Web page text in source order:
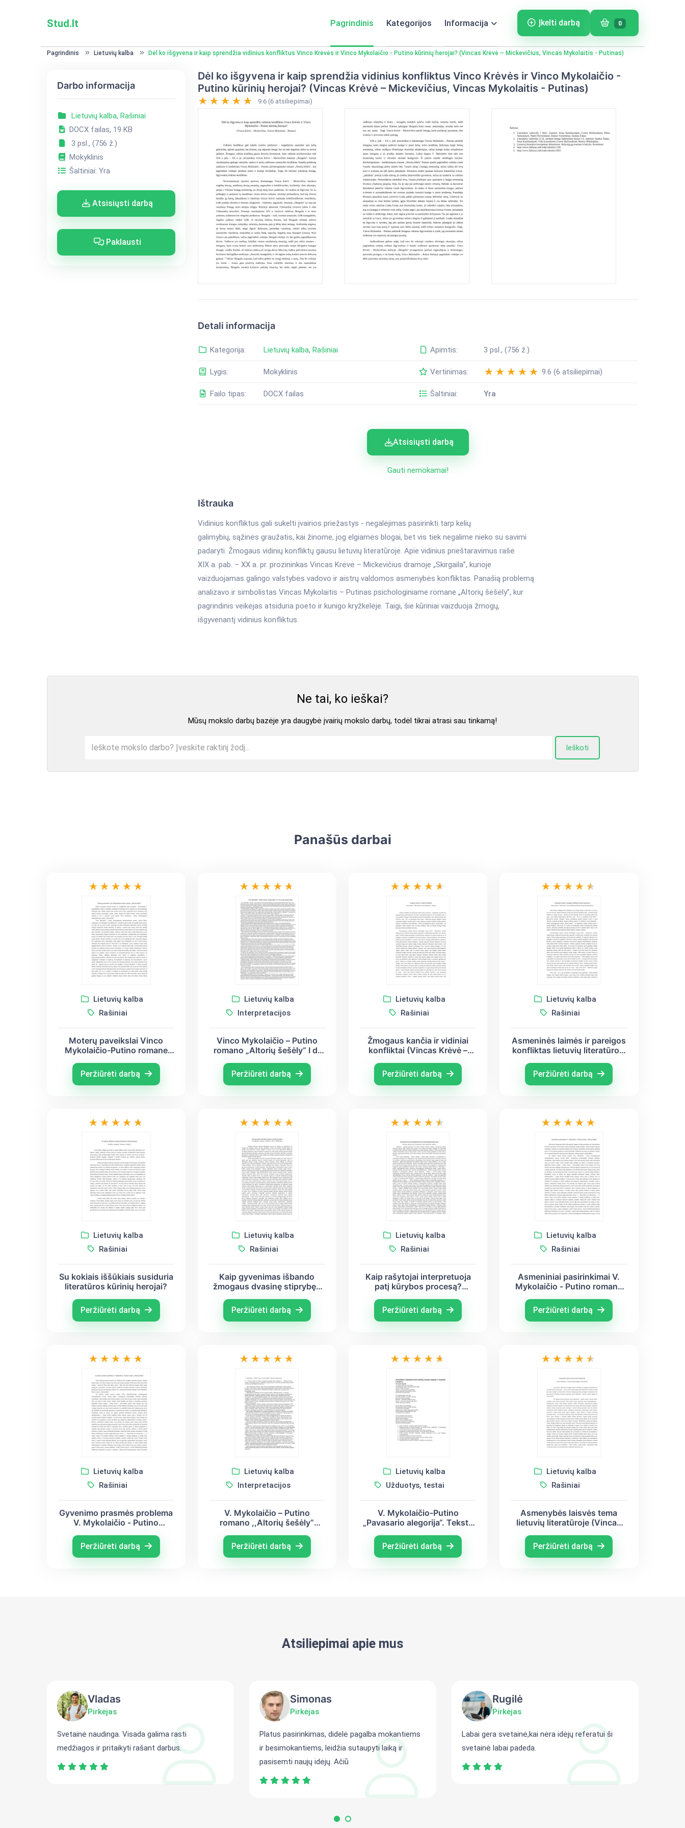
Stud.lt Pagrindinis Kategorijos Informacija Įkelti darbą 0
Pagrindinis Lietuvių kalba Dėl ko išgyvena ir kaip sprendžia vidinius konfliktus Vinco Krėvės ir Vinco Mykolaičio - Putino kūrinių herojai? (Vincas Krėvė – Mickevičius, Vincas Mykolaitis - Putinas)
Darbo informacija
Lietuvių kalba, Rašiniai
DOCX failas, 19 KB
3 psl., (756 ž.)
Mokyklinis
Šaltiniai: Yra
Atsisiųsti darbą
Paklausti
Dėl ko išgyvena ir kaip sprendžia vidinius konfliktus Vinco Krėvės ir Vinco Mykolaičio -
Putino kūrinių herojai? (Vincas Krėvė – Mickevičius, Vincas Mykolaitis - Putinas)
9.6 (6 atsiliepimai)
Detali informacija
Kategorija: Lietuvių kalba, Rašiniai
Lygis: Mokyklinis
Failo tipas: DOCX failas
Apimtis: 3 psl., (756 ž.)
Vertinimas: 9.6 (6 atsiliepimai)
Šaltiniai: Yra
Atsisiųsti darbą
Gauti nemokamai!
Ištrauka
Vidinius konfliktus gali sukelti įvairios priežastys - negalėjimas pasirinkti tarp kelių
galimybių, sąžinės graužatis, kai žinome, jog elgiamės blogai, bet vis tiek negalime nieko su savimi
padaryti. Žmogaus vidinių konfliktų gausu lietuvių literatūroje. Apie vidinius prieštaravimus rašė
XIX a. pab. – XX a. pr. prozininkas Vincas Krėvė – Mickevičius dramoje „Skirgaila”, kurioje
vaizduojamas galingo valstybės vadovo ir aistrų valdomos asmenybės konfliktas. Panašią problemą
analizavo ir simbolistas Vincas Mykolaitis – Putinas psichologiniame romane „Altorių šešėly”, kur
pagrindinis veikėjas atsiduria poeto ir kunigo kryžkelėje. Taigi, šie kūriniai vaizduoja žmogų,
išgyvenantį vidinius konfliktus.
Ne tai, ko ieškai?
Mūsų mokslo darbų bazėje yra daugybė įvairių mokslo darbų, todėl tikrai atrasi sau tinkamą!
Ieškoti
Panašūs darbai
Lietuvių kalba
Rašiniai
Moterų paveikslai Vinco
Mykolaičio-Putino romane
Peržiūrėti darbą
Lietuvių kalba
Interpretacijos
Vinco Mykolaičio – Putino
romano „Altorių šešėly“ I d.
Peržiūrėti darbą
Lietuvių kalba
Rašiniai
Žmogaus kančia ir vidiniai
konfliktai (Vincas Krėvė –
Mykolaitis - Putinas)
Peržiūrėti darbą
Lietuvių kalba
Rašiniai
Asmeninės laimės ir pareigos
konfliktas lietuvių literatūroje
Vincas Mykolaitis-Putinas,
Justinas Marcinkevičius)
Peržiūrėti darbą
Lietuvių kalba
Rašiniai
Su kokiais iššūkiais susiduria
literatūros kūrinių herojai?
Peržiūrėti darbą
Lietuvių kalba
Rašiniai
Kaip gyvenimas išbando
žmogaus dvasinę stiprybę?
Škėma, V. Krėvė -
Mickevičius)
Peržiūrėti darbą
Lietuvių kalba
Rašiniai
Kaip rašytojai interpretuoja
patį kūrybos procesą?
Radauskas, Vincas
Mykolaitis- Putinas)
Peržiūrėti darbą
Lietuvių kalba
Rašiniai
Asmeniniai pasirinkimai V.
Mykolaičio - Putino romane
Peržiūrėti darbą
Lietuvių kalba
Rašiniai
Gyvenimo prasmės problema
V. Mykolaičio - Putino
Peržiūrėti darbą
Lietuvių kalba
Interpretacijos
V. Mykolaičio – Putino
romano ,,Altorių šešėly“
Peržiūrėti darbą
Lietuvių kalba
Užduotys, testai
V. Mykolaičio-Putino
„Pavasario alegorija“. Teksto
Peržiūrėti darbą
Lietuvių kalba
Rašiniai
Asmenybės laisvės tema
lietuvių literatūroje (Vincas
Ragana, Vincas Krėvė)
Peržiūrėti darbą
Atsiliepimai apie mus
Vladas
Pirkėjas
Svetainė naudinga. Visada galima rasti
medžiagos ir pritaikyti rašant darbus.
Simonas
Pirkėjas
Platus pasirinkimas, didelė pagalba mokantiems
ir besimokantiems, leidžia sutaupyti laiką ir
pasisemti naujų idėjų. Ačiū
Rugilė
Pirkėjas
Labai gera svetainė,kai nėra idėjų referatui ši
svetainė labai padeda.